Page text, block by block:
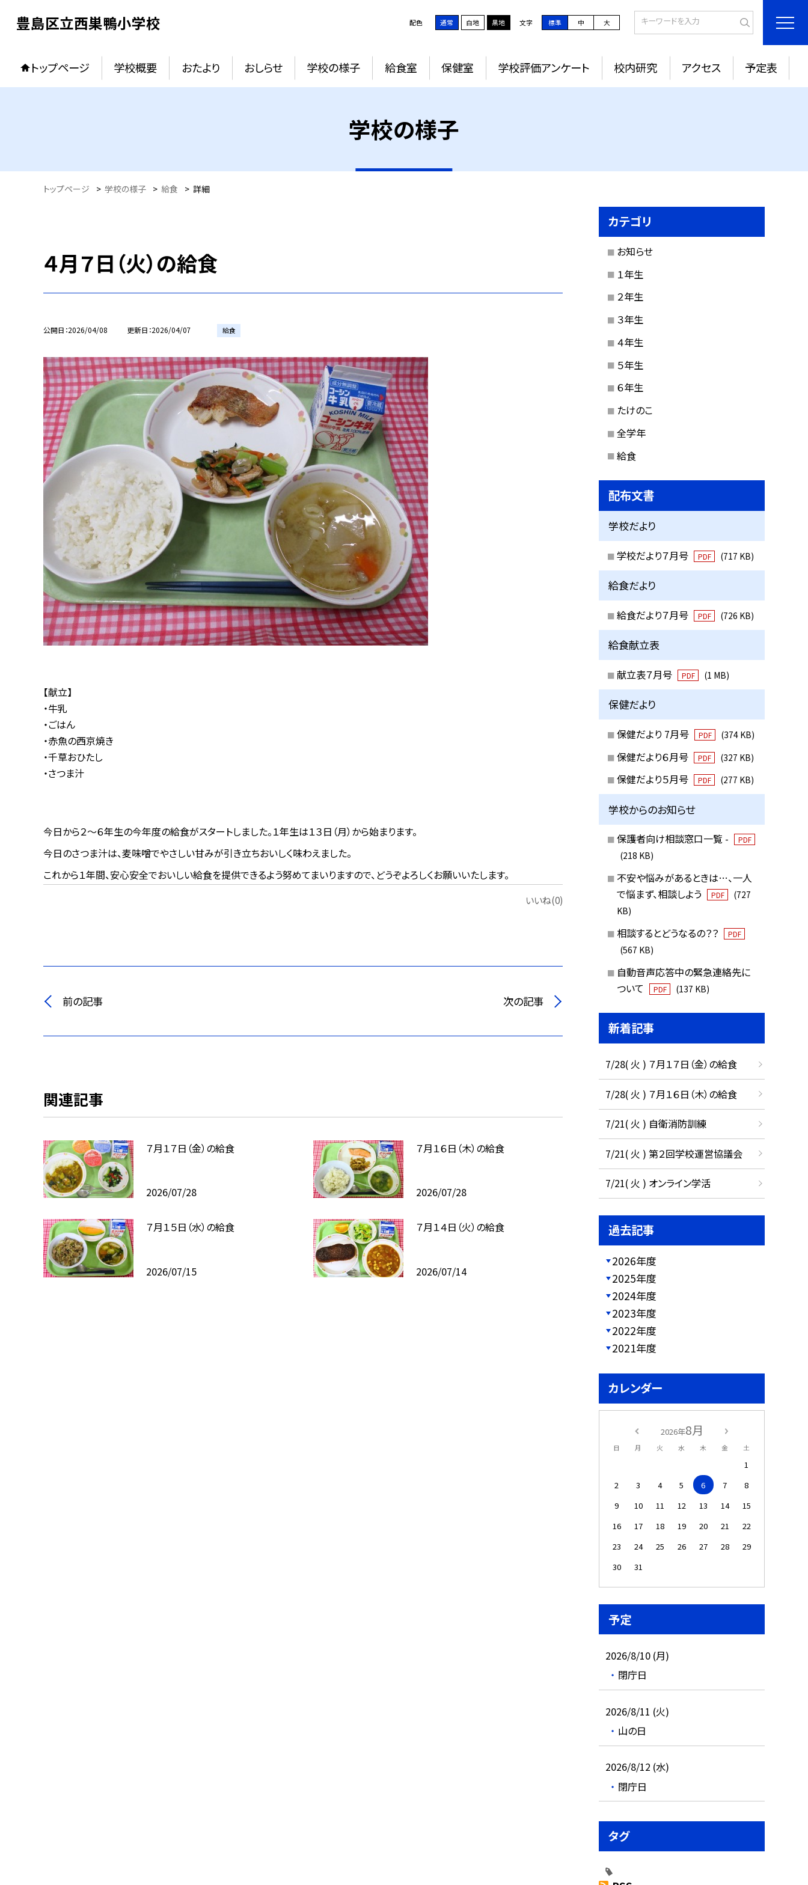
豊島区立西巣鴨小学校 配色 通常 白地 黒地 文字 標準 中 大
トップページ 学校概要 おたより おしらせ 学校の様子 給食室 保健室 学校評価アンケート 校内研究 アクセス 予定表
学校の様子
トップページ > 学校の様子 > 給食 > 詳細
４月７日（火）の給食
公開日 2026/04/08 更新日 2026/04/07 給食
【献立】
・牛乳
・ごはん
・赤魚の西京焼き
・千草おひたし
・さつま汁
今日から２～６年生の今年度の給食がスタートしました。１年生は１３日（月）から始まります。
今日のさつま汁は、麦味噌でやさしい甘みが引き立ちおいしく味わえました。
これから１年間、安心安全でおいしい給食を提供できるよう努めてまいりますので、どうぞよろしくお願いいたします。
いいね(0)
前の記事 次の記事
関連記事
７月１７日（金）の給食
2026/07/28
７月１６日（木）の給食
2026/07/28
７月１５日（水）の給食
2026/07/15
７月１４日（火）の給食
2026/07/14
カテゴリ
お知らせ
１年生
２年生
３年生
４年生
５年生
６年生
たけのこ
全学年
給食
配布文書
学校だより
学校だより７月号 PDF (717 KB)
給食だより
給食だより７月号 PDF (726 KB)
給食献立表
献立表７月号 PDF (1 MB)
保健だより
保健だより 7月号 PDF (374 KB)
保健だより６月号 PDF (327 KB)
保健だより５月号 PDF (277 KB)
学校からのお知らせ
保護者向け相談窓口一覧 - PDF
(218 KB)
不安や悩みがあるときは…、一人
で悩まず、相談しよう
PDF
(727
KB)
相談するとどうなるの？？ PDF
(567 KB)
自動音声応答中の緊急連絡先に
ついて
PDF (137 KB)
新着記事
7/28( 火 ) ７月１７日（金）の給食
7/28( 火 ) ７月１６日（木）の給食
7/21( 火 ) 自衛消防訓練
7/21( 火 ) 第２回学校運営協議会
7/21( 火 ) オンライン学活
過去記事
2026年度
2025年度
2024年度
2023年度
2022年度
2021年度
カレンダー
2026年8月
日 月 火 水 木 金 土
1
2
3 4 5 6 7
8
9
10 11 12 13 14
15
16
17 18 19 20 21
22
23
24 25 26 27 28
29
30
31
予定
2026/8/10 (月)
閉庁日
2026/8/11 (火)
山の日
2026/8/12 (水)
閉庁日
タグ